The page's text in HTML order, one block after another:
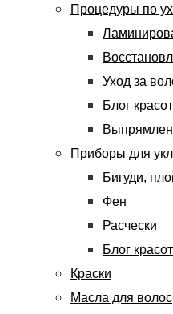
Процедуры по
Уход за
Блог
Приборы для
Бигуди,
Фен
Расчески
Блог
Краски
Масла для волос